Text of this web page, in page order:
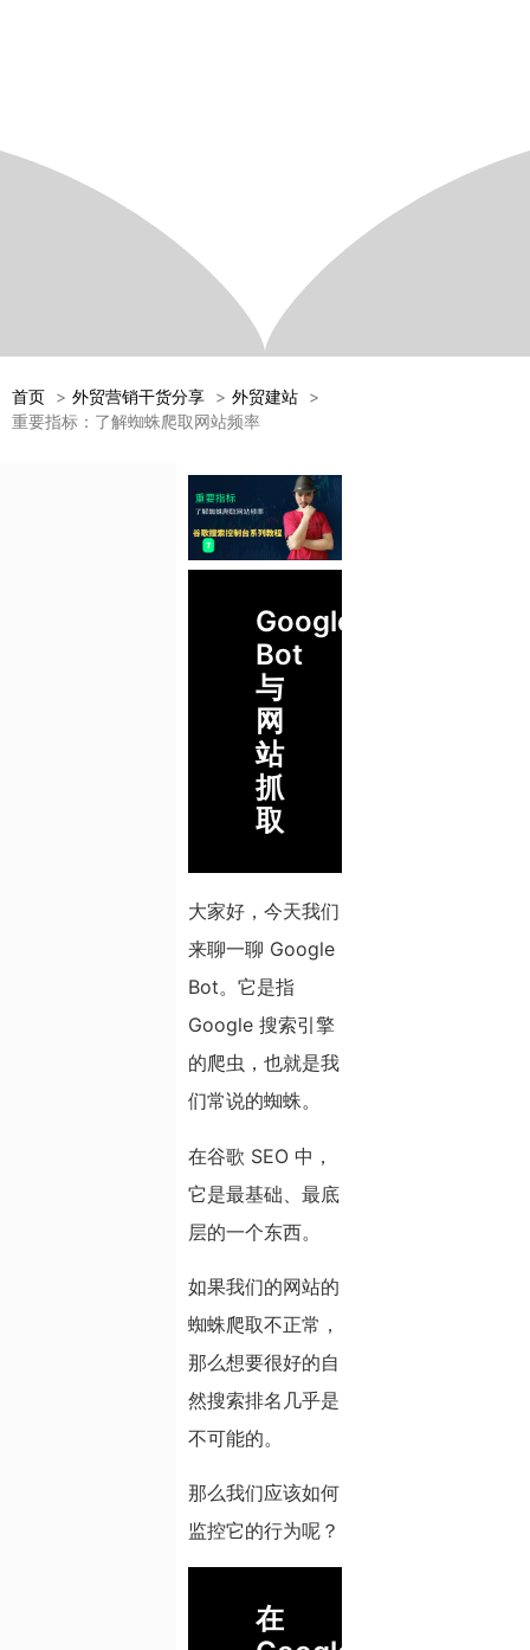
首页 外贸营销干货分享
外贸建站
重要指标：了解蜘蛛爬取网站频率
Google
Bot
与
网
站
抓
取
大家好，今天我们
来聊一聊 Google
Bot。它是指
Google 搜索引擎
的爬虫，也就是我
们常说的蜘蛛。
在谷歌 SEO 中，
它是最基础、最底
层的一个东西。
如果我们的网站的
蜘蛛爬取不正常，
那么想要很好的自
然搜索排名几乎是
不可能的。
那么我们应该如何
监控它的行为呢？
在